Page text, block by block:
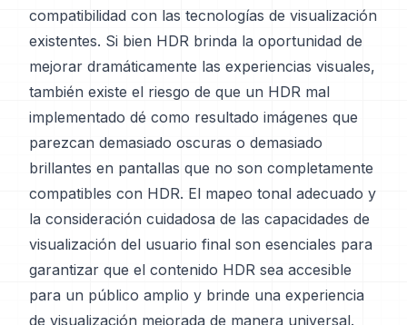
compatibilidad con las tecnologías de visualización
existentes. Si bien HDR brinda la oportunidad de
mejorar dramáticamente las experiencias visuales,
también existe el riesgo de que un HDR mal
implementado dé como resultado imágenes que
parezcan demasiado oscuras o demasiado
brillantes en pantallas que no son completamente
compatibles con HDR. El mapeo tonal adecuado y
la consideración cuidadosa de las capacidades de
visualización del usuario final son esenciales para
garantizar que el contenido HDR sea accesible
para un público amplio y brinde una experiencia
de visualización mejorada de manera universal.